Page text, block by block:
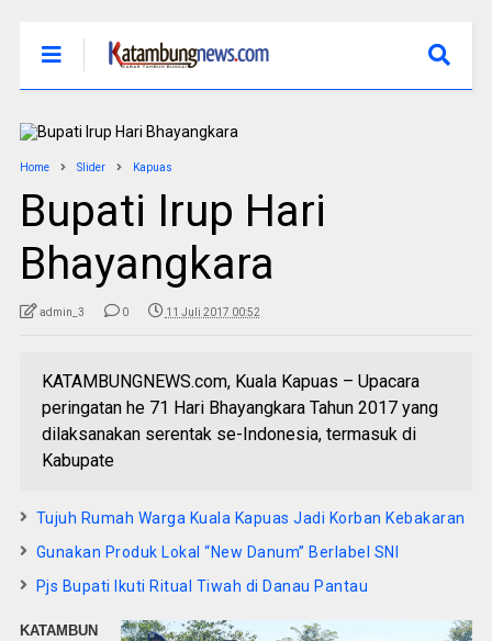
Home Slider Kapuas
Bupati Irup Hari
Bhayangkara
admin_3 0 11 Juli 2017 00:52
KATAMBUNGNEWS.com, Kuala Kapuas – Upacara
peringatan he 71 Hari Bhayangkara Tahun 2017 yang
dilaksanakan serentak se-Indonesia, termasuk di
Kabupate
Tujuh Rumah Warga Kuala Kapuas Jadi Korban Kebakaran
Gunakan Produk Lokal “New Danum” Berlabel SNI
Pjs Bupati Ikuti Ritual Tiwah di Danau Pantau
KATAMBUN